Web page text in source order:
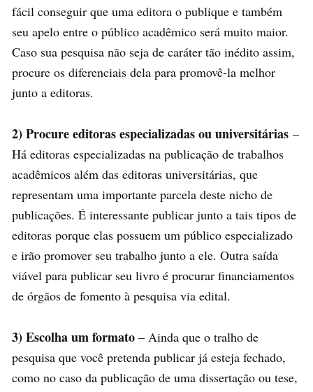
fácil conseguir que uma editora o publique e também
seu apelo entre o público acadêmico será muito maior.
Caso sua pesquisa não seja de caráter tão inédito assim,
procure os diferenciais dela para promovê-la melhor
junto a editoras.
2) Procure editoras especializadas ou universitárias –
Há editoras especializadas na publicação de trabalhos
acadêmicos além das editoras universitárias, que
representam uma importante parcela deste nicho de
publicações. É interessante publicar junto a tais tipos de
editoras porque elas possuem um público especializado
e irão promover seu trabalho junto a ele. Outra saída
viável para publicar seu livro é procurar financiamentos
de órgãos de fomento à pesquisa via edital.
3) Escolha um formato – Ainda que o tralho de
pesquisa que você pretenda publicar já esteja fechado,
como no caso da publicação de uma dissertação ou tese,